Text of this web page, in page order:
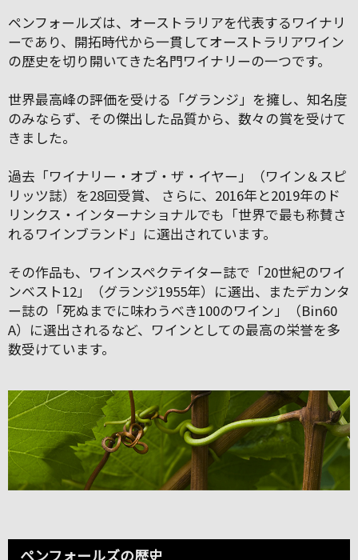
ペンフォールズは、オーストラリアを代表するワイナリ
ーであり、開拓時代から一貫してオーストラリアワイン
の歴史を切り開いてきた名門ワイナリーの一つです。
世界最高峰の評価を受ける「グランジ」を擁し、知名度
のみならず、その傑出した品質から、数々の賞を受けて
きました。
過去「ワイナリー・オブ・ザ・イヤー」（ワイン＆スピ
リッツ誌）を28回受賞、 さらに、2016年と2019年のド
リンクス・インターナショナルでも「世界で最も称賛さ
れるワインブランド」に選出されています。
その作品も、ワインスペクテイター誌で「20世紀のワイ
ンベスト12」（グランジ1955年）に選出、またデカンタ
ー誌の「死ぬまでに味わうべき100のワイン」（Bin60
A）に選出されるなど、ワインとしての最高の栄誉を多
数受けています。
ペンフォールズの歴史